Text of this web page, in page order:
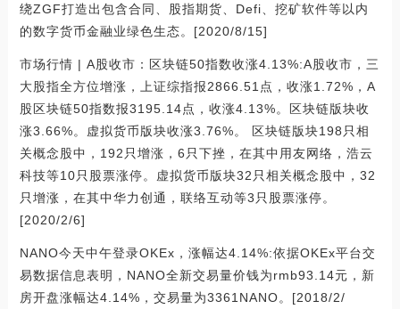
绕ZGF打造出包含合同、股指期货、Defi、挖矿软件等以内
的数字货币金融业绿色生态。[2020/8/15]
市场行情 | A股收市：区块链50指数收涨4.13%:A股收市，三
大股指全方位增涨，上证综指报2866.51点，收涨1.72%，A
股区块链50指数报3195.14点，收涨4.13%。区块链版块收
涨3.66%。虚拟货币版块收涨3.76%。 区块链版块198只相
关概念股中，192只增涨，6只下挫，在其中用友网络，浩云
科技等10只股票涨停。虚拟货币版块32只相关概念股中，32
只增涨，在其中华力创通，联络互动等3只股票涨停。
[2020/2/6]
NANO今天中午登录OKEx，涨幅达4.14%:依据OKEx平台交
易数据信息表明，NANO全新交易量价钱为rmb93.14元，新
房开盘涨幅达4.14%，交易量为3361NANO。[2018/2/